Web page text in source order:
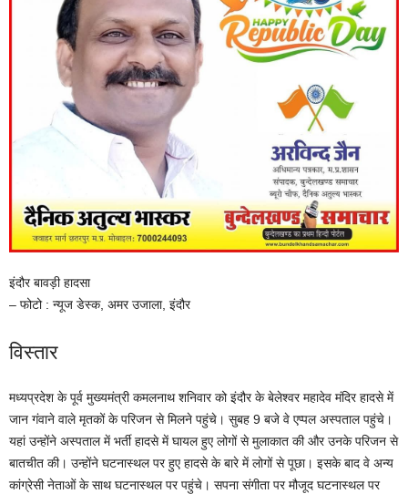
इंदौर बावड़ी हादसा
– फोटो : न्यूज डेस्क, अमर उजाला, इंदौर
विस्तार
मध्यप्रदेश के पूर्व मुख्यमंत्री कमलनाथ शनिवार को इंदौर के बेलेश्वर महादेव मंदिर हादसे में
जान गंवाने वाले मृतकों के परिजन से मिलने पहुंचे। सुबह 9 बजे वे एप्पल अस्पताल पहुंचे।
यहां उन्होंने अस्पताल में भर्ती हादसे में घायल हुए लोगों से मुलाकात की और उनके परिजन से
बातचीत की। उन्होंने घटनास्थल पर हुए हादसे के बारे में लोगों से पूछा। इसके बाद वे अन्य
कांग्रेसी नेताओं के साथ घटनास्थल पर पहुंचे। सपना संगीता पर मौजूद घटनास्थल पर